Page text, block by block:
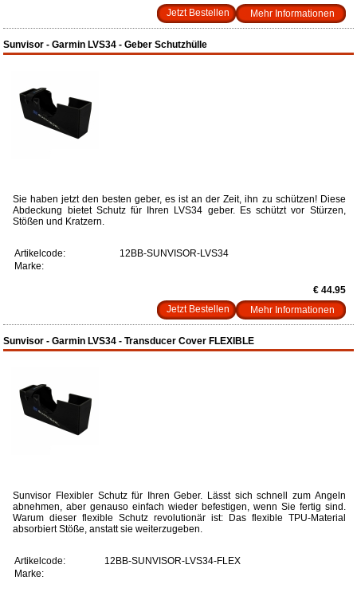
Mehr Informationen
Sunvisor - Garmin LVS34 - Geber Schutzhülle
Sie haben jetzt den besten geber, es ist an der Zeit, ihn zu schützen! Diese
Abdeckung bietet Schutz für Ihren LVS34 geber. Es schützt vor Stürzen,
Stößen und Kratzern.
Artikelcode:
12BB-SUNVISOR-LVS34
Marke:
€ 44.95
Mehr Informationen
Sunvisor - Garmin LVS34 - Transducer Cover FLEXIBLE
Sunvisor Flexibler Schutz für Ihren Geber. Lässt sich schnell zum Angeln
abnehmen, aber genauso einfach wieder befestigen, wenn Sie fertig sind.
Warum dieser flexible Schutz revolutionär ist: Das flexible TPU-Material
absorbiert Stöße, anstatt sie weiterzugeben.
Artikelcode:
12BB-SUNVISOR-LVS34-FLEX
Marke: